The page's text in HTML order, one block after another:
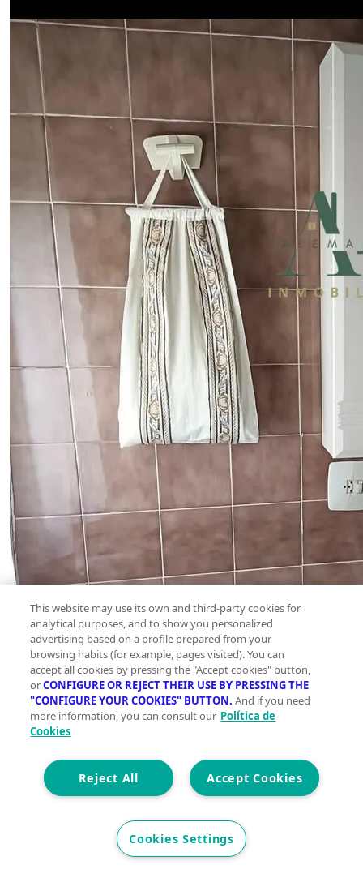
This website may use its own and third-party cookies for
analytical purposes, and to show you personalized
advertising based on a profile prepared from your
browsing habits (for example, pages visited). You can
accept all cookies by pressing the "Accept cookies" button,
orCONFIGURE OR REJECT THEIR USE BY PRESSING THE
"CONFIGURE YOUR COOKIES" BUTTON. And if you need
more information, you can consult our Política de
Cookies
Accept Cookies
Reject All
Cookies Settings